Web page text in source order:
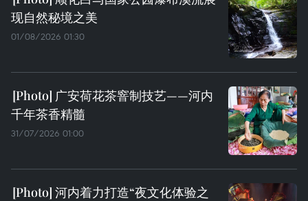
现自然秘境之美
01/08/2026 01:30
广安荷花茶窨制技艺——河内
千年茶香精髓
31/07/2026 01:00
河内着力打造“夜文化体验之